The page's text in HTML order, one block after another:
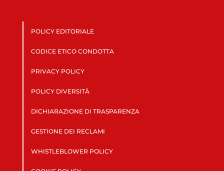
POLICY EDITORIALE
CODICE ETICO CONDOTTA
PRIVACY POLICY
POLICY DIVERSITÀ
DICHIARAZIONE DI TRASPARENZA
GESTIONE DEI RECLAMI
WHISTLEBLOWER POLICY